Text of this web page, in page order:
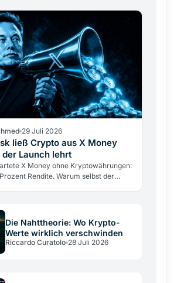
29 Juli 2026
ließ Crypto aus X Money
der Launch lehrt
X Money ohne Kryptowährungen:
Rendite. Warum selbst der
Die Nahttheorie: Wo Krypto-
Werte wirklich verschwinden
Riccardo Curatolo 28 Juli 2026